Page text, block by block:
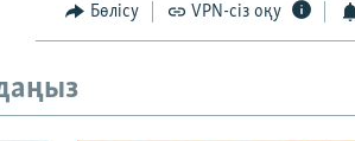
Бөлісу VPN-сіз оқу